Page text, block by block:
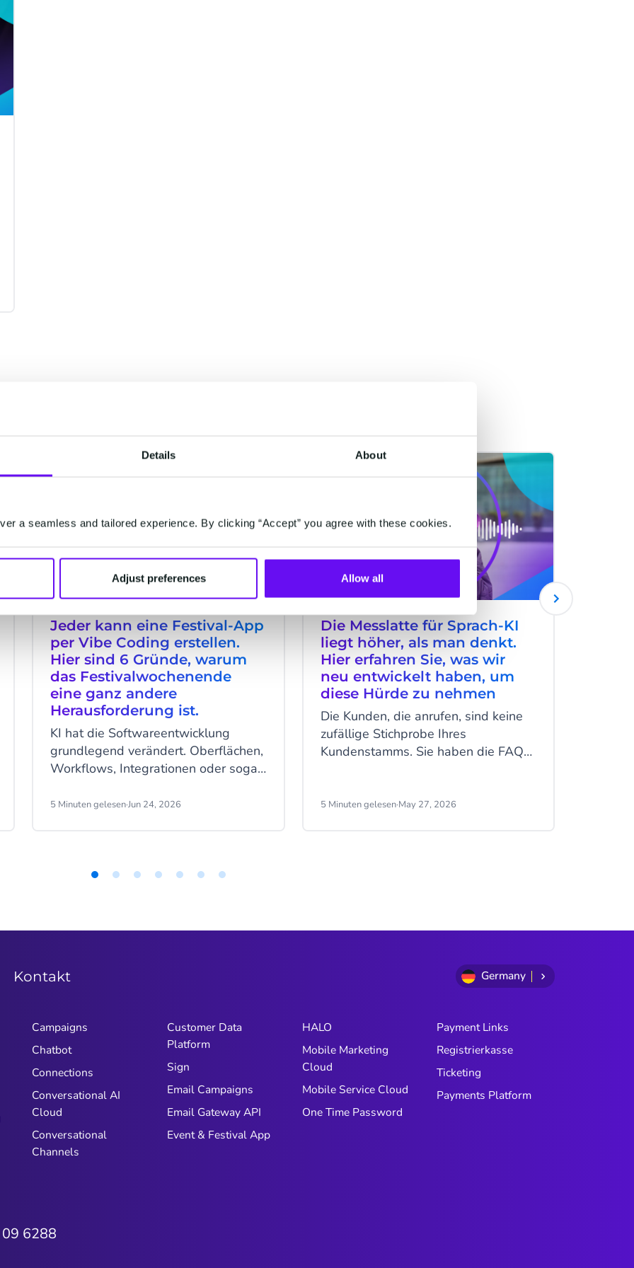
Details About
a seamless and tailored experience. By clicking “Accept” you agree with these cookies.
Adjust preferences Allow all
Jeder kann eine Festival-App
per Vibe Coding erstellen.
Hier sind 6 Gründe, warum
das Festivalwochenende
eine ganz andere
Herausforderung ist.
KI hat die Softwareentwicklung
grundlegend verändert. Oberflächen,
Workflows, Integrationen oder sogar
lassen sich heute innerhalb weniger
5 Minuten gelesen·Jun 24, 2026
Die Messlatte für Sprach-KI
liegt höher, als man denkt.
Hier erfahren Sie, was wir
neu entwickelt haben, um
diese Hürde zu nehmen
Die Kunden, die anrufen, sind keine
zufällige Stichprobe Ihres
Kundenstamms. Sie haben die FAQs
gewartet – oder es gar nicht erst
Antwort zu erhalten. Die nächsten
über Ihr Unternehmen stärker
prägen, als es jeder Chat jemals
meisten Sprach-KI-Systeme sind
nicht für diese Menschen konzipiert.
5 Minuten gelesen·May 27, 2026
Kontakt Germany
Campaigns
Chatbot
Connections
Conversational AI
Cloud
Conversational
Channels
Customer Data
Platform
Sign
Email Campaigns
Email Gateway API
Event & Festival App
HALO
Mobile Marketing
Cloud
Mobile Service Cloud
One Time Password
Payment Links
Registrierkasse
Ticketing
Payments Platform
6288